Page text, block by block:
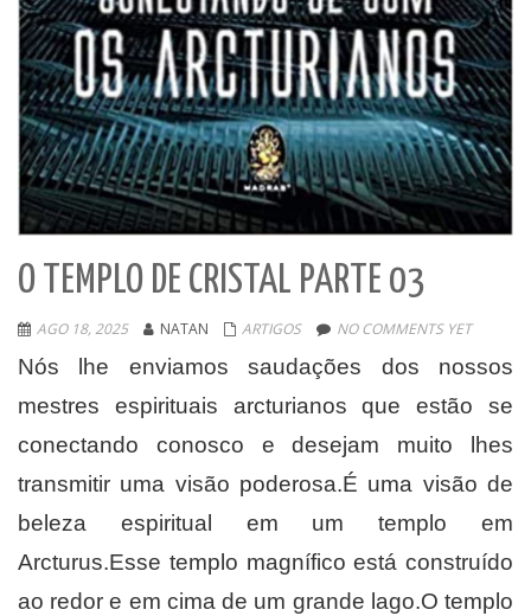
O TEMPLO DE CRISTAL PARTE 03
AGO 18, 2025 NATAN ARTIGOS NO COMMENTS YET
Nós lhe enviamos saudações dos nossos
mestres espirituais arcturianos que estão se
conectando conosco e desejam muito lhes
transmitir uma visão poderosa.É uma visão de
beleza espiritual em um templo em
Arcturus.Esse templo magnífico está construído
ao redor e em cima de um grande lago.O templo